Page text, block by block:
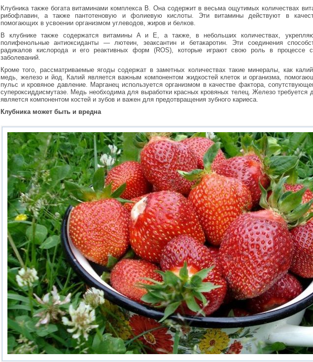
Клубника также богата витаминами комплекса B. Она содержит в весьма ощутимых количествах
рибофлавин, а также пантотеновую и фолиевую кислоты. Эти витамины действуют в
помогающих в усвоении организмом углеводов, жиров и белков.
В клубнике также содержатся витамины A и E, а также, в небольших количествах,
полифенольные антиоксиданты — лютеин, зеаксантин и бетакаротин. Эти соединения
радикалов кислорода и его реактивных форм (ROS), которые играют свою роль в процессе
заболеваний.
Кроме того, рассматриваемые ягоды содержат в заметных количествах такие минералы, как
медь, железо и йод. Калий является важным компонентом жидкостей клеток и организма,
пульс и кровяное давление. Марганец используется организмом в качестве фактора,
супероксиддисмутазе. Медь необходима для выработки красных кровяных телец. Железо
является компонентом костей и зубов и важен для предотвращения зубного кариеса.
Клубника может быть и вредна